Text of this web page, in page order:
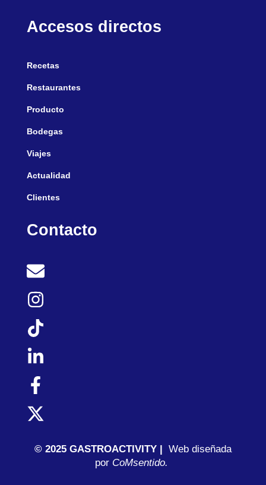
Accesos directos
Recetas
Restaurantes
Producto
Bodegas
Viajes
Actualidad
Clientes
Contacto
© 2025 GASTROACTIVITY |
Web diseñada
porCoMsentido.